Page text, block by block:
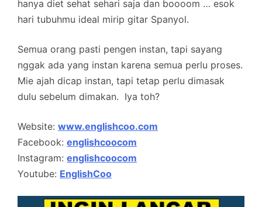
hanya diet sehat sehari saja dan boooom … esok
hari tubuhmu ideal mirip gitar Spanyol.
Semua orang pasti pengen instan, tapi sayang
nggak ada yang instan karena semua perlu proses.
Mie ajah dicap instan, tapi tetap perlu dimasak
dulu sebelum dimakan. Iya toh?
Website: www.englishcoo.com
Facebook: englishcoocom
Instagram: englishcoocom
Youtube: EnglishCoo